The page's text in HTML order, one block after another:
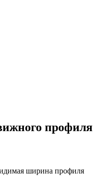
профиля
ширина профиля